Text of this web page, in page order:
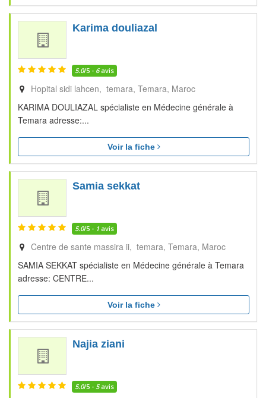
Karima douliazal
5.0/5 - 6avis
Hopital sidi lahcen, temara Temara Maroc
KARIMA DOULIAZAL spécialiste en Médecine générale à
Temara adresse:...
Voir la fiche
Samia sekkat
5.0/5 - 1 avis
Centre de sante massira ii, temara Temara Maroc
SAMIA SEKKAT spécialiste en Médecine générale à Temara
adresse: CENTRE...
Voir la fiche
Najia ziani
5.0/5 - 5avis